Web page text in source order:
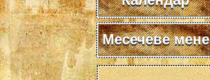
Месечеве мене